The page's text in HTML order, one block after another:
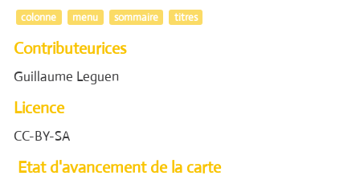
colonne menu sommaire titres
Contributeurices
Guillaume Leguen
Licence
CC-BY-SA
Etat d'avancement de la carte